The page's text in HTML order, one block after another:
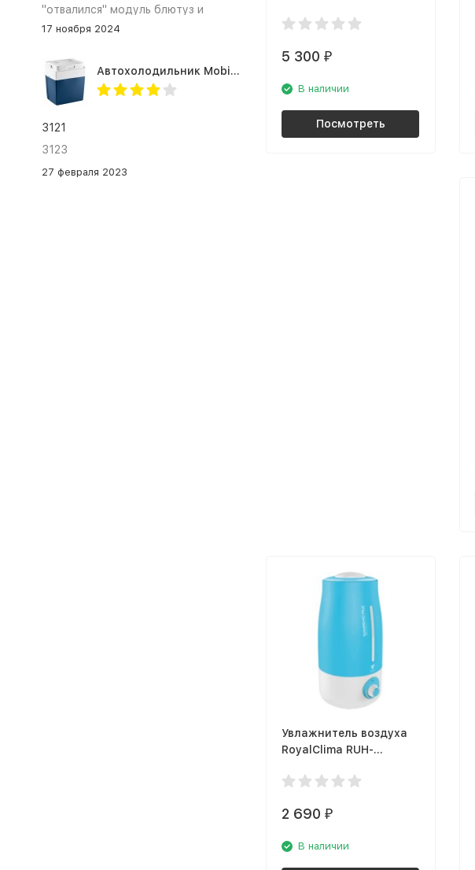
5 300 ₽
В наличии
Посмотреть
Увлажнитель воздуха
RoyalClima RUH-
PLUS
2 690 ₽
В наличии
"отвалился" модуль блютуз и
сканер отпечатка пальца
17 ноября 2024
Автохолодильник Mobicool MV26 AC/DC
3121
3123
27 февраля 2023